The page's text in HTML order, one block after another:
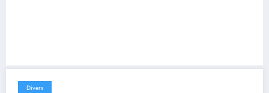
Divers